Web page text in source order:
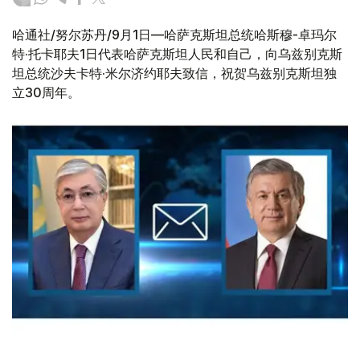
哈通社/努尔苏丹/9月1日—哈萨克斯坦总统哈斯穆-卓玛尔
特·托卡耶夫1日代表哈萨克斯坦人民和自己，向乌兹别克斯
坦总统沙夫卡特·米尔济约耶夫致信，祝贺乌兹别克斯坦独
立30周年。